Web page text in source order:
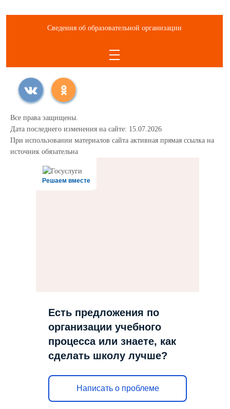
Сведения об образовательной организации
Все права защищены.
Дата последнего изменения на сайте: 15.07.2026
При использовании материалов сайта активная прямая ссылка на
источник обязательна
Решаем вместе
Есть предложения по
организации учебного
процесса или знаете, как
сделать школу лучше?
Написать о проблеме